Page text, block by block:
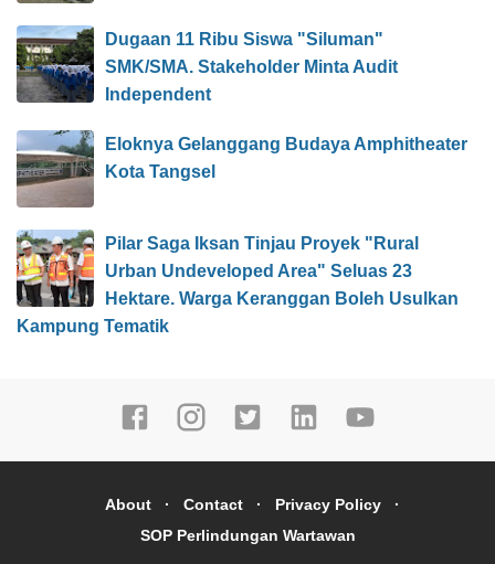
Dugaan 11 Ribu Siswa "Siluman"
SMK/SMA. Stakeholder Minta Audit
Independent
Eloknya Gelanggang Budaya Amphitheater
Kota Tangsel
Pilar Saga Iksan Tinjau Proyek "Rural
Urban Undeveloped Area" Seluas 23
Hektare. Warga Keranggan Boleh Usulkan
Kampung Tematik
About Contact
Privacy Policy
SOP Perlindungan Wartawan